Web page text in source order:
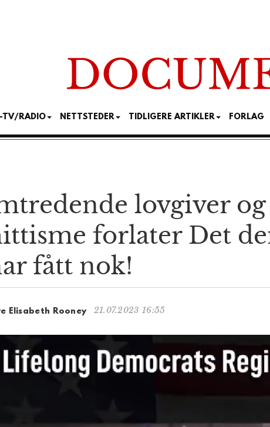
TV/RADIO NETTSTEDER TIDLIGERE ARTIKLER FORLAG
lovgiver
forlater Det
fått nok!
Elisabeth Rooney 21.07.2023 16:55